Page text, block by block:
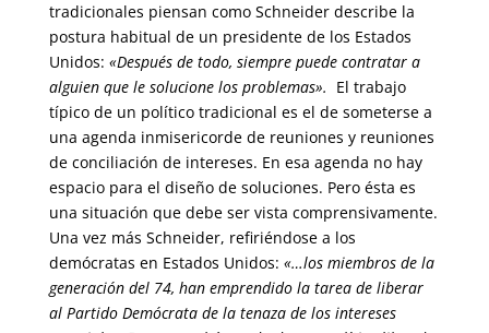
tradicionales piensan como Schneider describe la
postura habitual de un presidente de los Estados
Unidos: «Después de todo, siempre puede contratar a
alguien que le solucione los problemas». El trabajo
típico de un político tradicional es el de someterse a
una agenda inmisericorde de reuniones y reuniones
de conciliación de intereses. En esa agenda no hay
espacio para el diseño de soluciones. Pero ésta es
una situación que debe ser vista comprensivamente.
Una vez más Schneider, refiriéndose a los
demócratas en Estados Unidos: «…los miembros de la
generación del 74, han emprendido la tarea de liberar
al Partido Demócrata de la tenaza de los intereses